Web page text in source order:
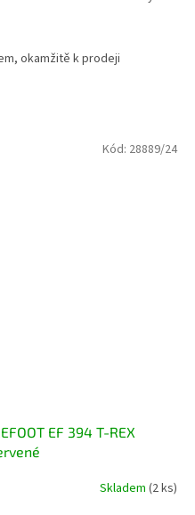
okamžitě k prodeji
EF 394 T-REX
Skladem (2 ks)
Kód: 28889/24